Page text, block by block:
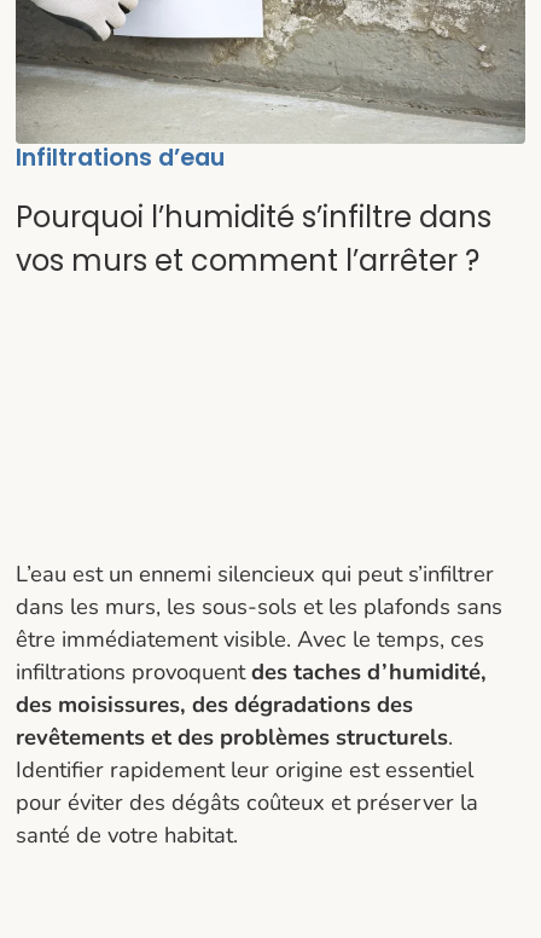
Infiltrations d’eau
Pourquoi l’humidité s’infiltre dans
vos murs et comment l’arrêter ?
L’eau est un ennemi silencieux qui peut s’infiltrer
dans les murs, les sous-sols et les plafonds sans
être immédiatement visible. Avec le temps, ces
infiltrations provoquentdes taches d’humidité,
des moisissures, des dégradations des
revêtements et des problèmes structurels.
Identifier rapidement leur origine est essentiel
pour éviter des dégâts coûteux et préserver la
santé de votre habitat.